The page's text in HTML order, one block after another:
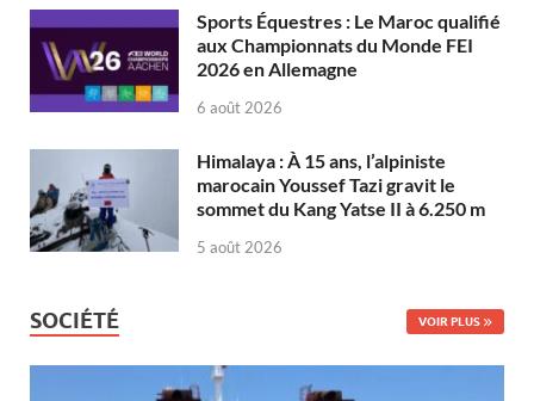
Sports Équestres : Le Maroc qualifié
aux Championnats du Monde FEI
2026 en Allemagne
6 août 2026
Himalaya : À 15 ans, l’alpiniste
marocain Youssef Tazi gravit le
sommet du Kang Yatse II à 6.250 m
5 août 2026
SOCIÉTÉ VOIR PLUS